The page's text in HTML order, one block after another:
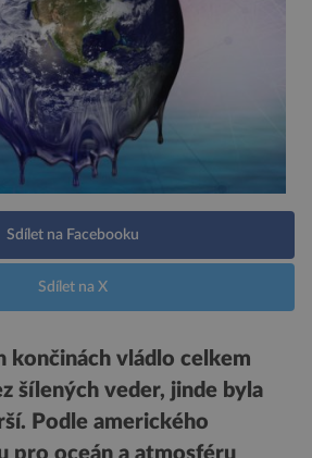
Sdílet na Facebooku
Sdílet na X
končinách vládlo celkem
šílených veder, jinde byla
Podle amerického